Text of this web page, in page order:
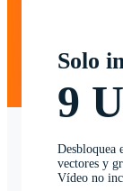
Solo
9
Desbloquea
vectores y
Vídeo no